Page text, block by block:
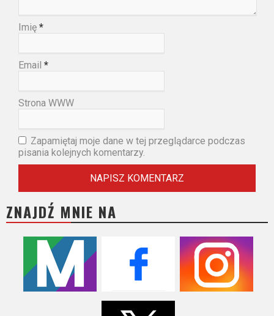
Imię *
Email *
Strona WWW
Zapamiętaj moje dane w tej przeglądarce podczas
pisania kolejnych komentarzy.
ZNAJDŹ MNIE NA